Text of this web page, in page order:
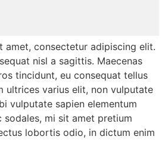
amet, consectetur adipiscing elit.
nisl a sagittis. Maecenas
tincidunt, eu consequat tellus
ultrices varius elit, non vulputate
vulputate sapien elementum
mi sit amet pretium
lobortis odio, in dictum enim